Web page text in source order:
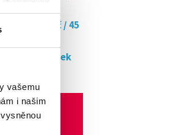
vašemu
i našim
až za 350 kč / 45
jednotek